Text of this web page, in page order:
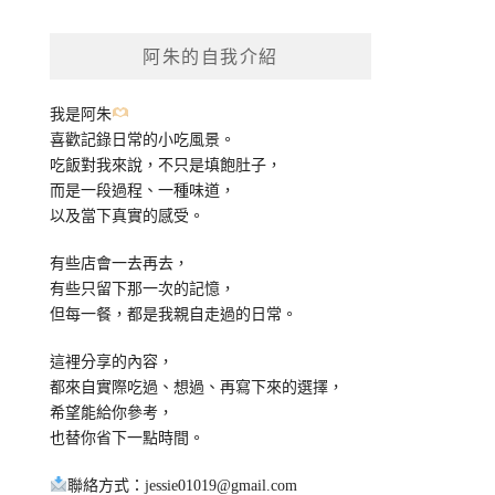
阿朱的自我介紹
我是阿朱
喜歡記錄日常的小吃風景。
吃飯對我來說，不只是填飽肚子，
而是一段過程、一種味道，
以及當下真實的感受。
有些店會一去再去，
有些只留下那一次的記憶，
但每一餐，都是我親自走過的日常。
這裡分享的內容，
都來自實際吃過、想過、再寫下來的選擇，
希望能給你參考，
也替你省下一點時間。
聯絡方式：jessie01019@gmail.com